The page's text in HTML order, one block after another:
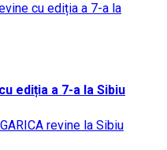
ediția a 7-a la Sibiu